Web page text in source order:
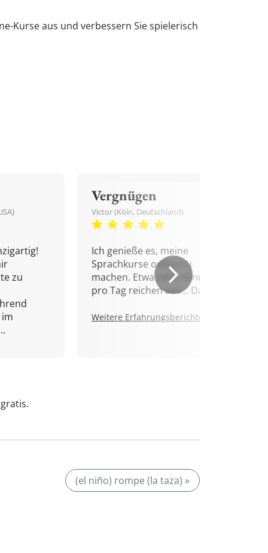
Kurse aus und verbessern Sie spielerisch
zu
Vergnügen
Victor (Köln, Deutschland)
Ich genieße es, meine
Sprachkurse online zu
machen. Etwa zehn Minuten
pro Tag reichen aus... Danke!
Weitere Erfahrungsberichte.
(el niño) rompe (la taza) »